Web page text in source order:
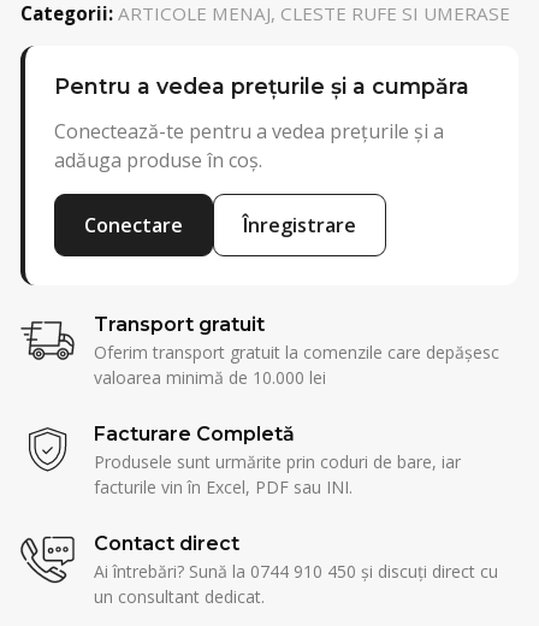
Categorii: ARTICOLE MENAJ, CLESTE RUFE SI UMERASE
Pentru a vedea prețurile și a cumpăra
Conectează-te pentru a vedea prețurile și a
adăuga produse în coș.
Conectare Înregistrare
Transport gratuit
Oferim transport gratuit la comenzile care depășesc
valoarea minimă de 10.000 lei
Facturare Completă
Produsele sunt urmărite prin coduri de bare, iar
facturile vin în Excel, PDF sau INI.
Contact direct
Ai întrebări? Sună la 0744 910 450 și discuți direct cu
un consultant dedicat.